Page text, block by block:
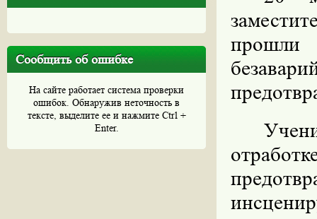
Сообщить об ошибке
На сайте работает система проверки
ошибок. Обнаружив неточность в
тексте, выделите ее и нажмите Ctrl +
Enter.